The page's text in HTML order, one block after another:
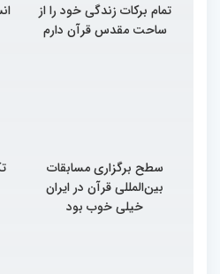
تمام برکات زندگی خود را از
ساحت مقدس قرآن دارم
سطح برگزاری مسابقات
بین‌المللی قرآن در ایران
خیلی خوب بود